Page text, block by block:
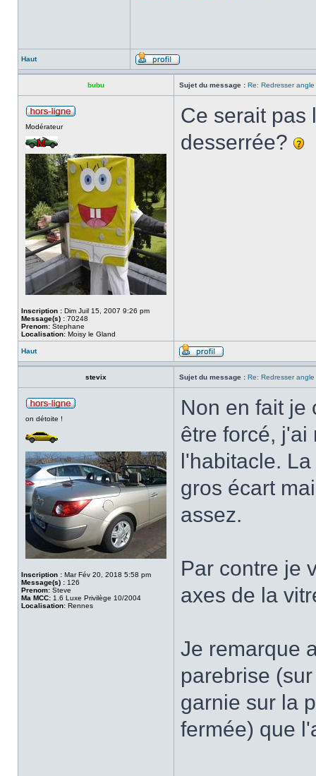
Haut
bubu Sujet du message : Re: Redresser
Modérateur
Inscription : Dim Juil 15, 2007 9:26 pm
Message(s) : 70248
Prenom: Stephane
Localisation: Moisy le Gland
Ce serait pas
desserrée?
Haut
stevix Sujet du message : Re: Redresser
on détoite !
Inscription : Mar Fév 20, 2018 5:58 pm
Message(s) : 126
Prenom: Steve
Ma MCC: 1.6 Luxe Privilège 10/2004
Localisation: Rennes
Non en fait je
être forcé, j'ai
l'habitacle.
gros écart
assez.
Par contre je
axes de la
Je remarque
parebrise
garnie sur la
fermée) que